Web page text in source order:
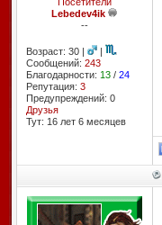
Lebedev4ik
--
Возраст: 30 |
|
Сообщений: 243
Благодарности: 13/ 24
Репутация: 3
Предупреждений: 0
Друзья
Тут: 16 лет 6 месяцев